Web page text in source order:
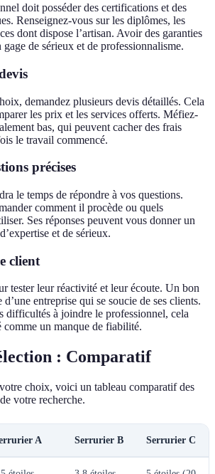
doit posséder des certifications et des
Renseignez-vous sur les diplômes, les
dont dispose l’artisan. Avoir des garanties
de sérieux et de professionnalisme.
demandez plusieurs devis détaillés. Cela
les prix et les services offerts. Méfiez-
bas, qui peuvent cacher des frais
le travail commencé.
précises
le temps de répondre à vos questions.
comment il procède ou quels
Ses réponses peuvent vous donner un
et de sérieux.
client
tester leur réactivité et leur écoute. Un bon
entreprise qui se soucie de ses clients.
difficultés à joindre le professionnel, cela
comme un manque de fiabilité.
: Comparatif
choix, voici un tableau comparatif des
votre recherche.
A Serrurier B Serrurier C